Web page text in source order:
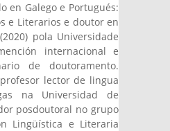
en Galego e Portugués:
e Literarios e doutor en
pola Universidade
internacional e
de doutoramento.
lector de lingua
na Universidad de
posdoutoral no grupo
Lingüística e Literaria